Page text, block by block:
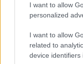
I want to allow
personalized
I want to allow
related to
device identifiers
szabályozás körül
nemzetiségeknek
szigorítani kívánta –
nem hagytak időt a
Bécs és a magyar